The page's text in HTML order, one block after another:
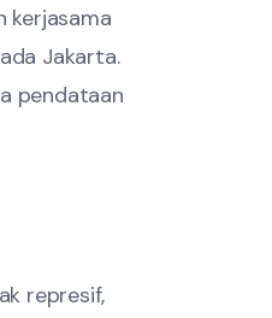
kerjasama
Jakarta.
pendataan
represif,